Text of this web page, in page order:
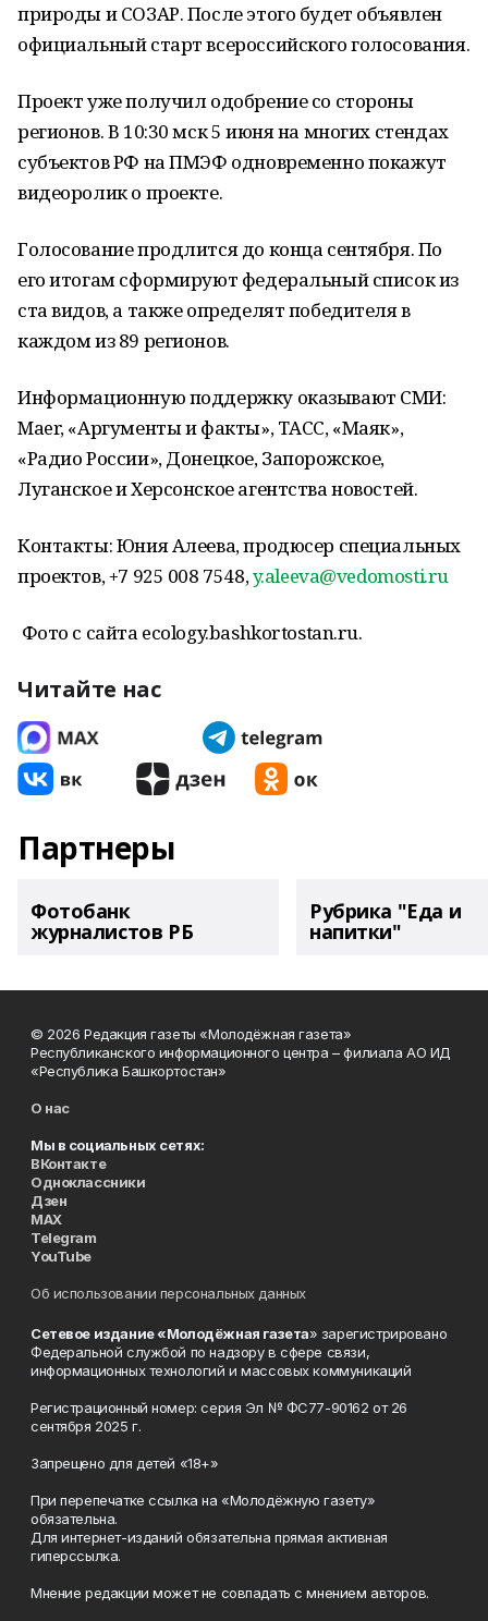
природы и СОЗАР. После этого будет объявлен
официальный старт всероссийского голосования.
Проект уже получил одобрение со стороны
регионов. В 10:30 мск 5 июня на многих стендах
субъектов РФ на ПМЭФ одновременно покажут
видеоролик о проекте.
Голосование продлится до конца сентября. По
его итогам сформируют федеральный список из
ста видов, а также определят победителя в
каждом из 89 регионов.
Информационную поддержку оказывают СМИ:
Maer, «Аргументы и факты», ТАСС, «Маяк»,
«Радио России», Донецкое, Запорожское,
Луганское и Херсонское агентства новостей.
Контакты: Юния Алеева, продюсер специальных
проектов, +7 925 008 7548,y.aleeva@vedomosti.ru
Фото с сайта ecology.bashkortostan.ru.
Читайте нас
Партнеры
Фотобанк
журналистов РБ
Рубрика "Еда и
напитки"
© 2026 Редакция газеты «Молодёжная газета»
Республиканского информационного центра – филиала АО ИД
«Республика Башкортостан»
О нас
Мы в социальных сетях:
ВКонтакте
Одноклассники
Дзен
MAX
Telegram
YouTube
Об использовании персональных данных
Сетевое издание «Молодёжная газета» зарегистрировано
Федеральной службой по надзору в сфере связи,
информационных технологий и массовых коммуникаций
Регистрационный номер: серия Эл № ФС77-90162 от 26
сентября 2025 г.
Запрещено для детей «18+»
При перепечатке ссылка на «Молодёжную газету»
обязательна.
Для интернет-изданий обязательна прямая активная
гиперссылка.
Мнение редакции может не совпадать с мнением авторов.